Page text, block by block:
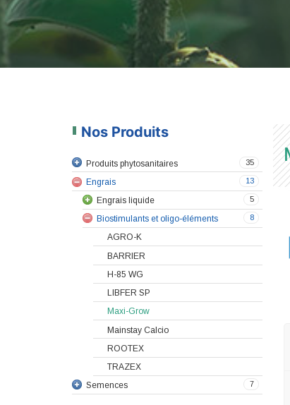
Nos Produits
35
Produits phytosanitaires
13
Engrais
5
Engrais liquide
8
Biostimulants et oligo-éléments
AGRO-K
BARRIER
H-85 WG
LIBFER SP
Maxi-Grow
Mainstay Calcio
ROOTEX
TRAZEX
7
Semences